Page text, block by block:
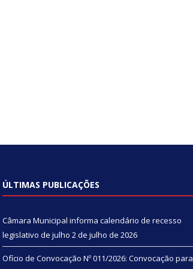
ÚLTIMAS PUBLICAÇÕES
Câmara Municipal informa calendário de recesso
legislativo de julho 2 de julho de 2026
Ofício de Convocação Nº 011/2026: Convocação para